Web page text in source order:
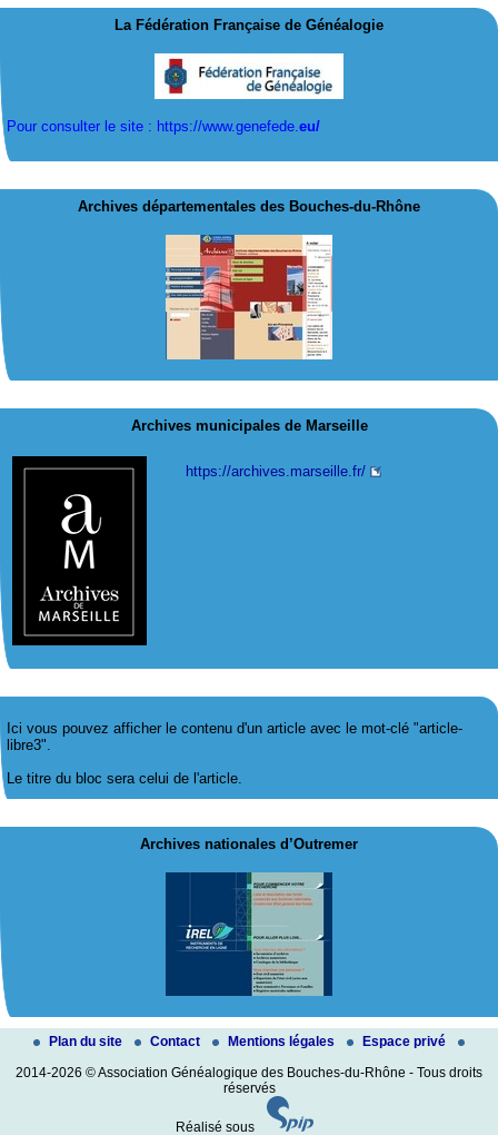
La Fédération Française de Généalogie
Pour consulter le site : https://www.genefede. eu/
Archives départementales des Bouches-du-Rhône
Archives municipales de Marseille
https://archives.marseille.fr/
Ici vous pouvez afficher le contenu d'un article avec le mot-clé "article-
libre3".
Le titre du bloc sera celui de l'article.
Archives nationales d’Outremer
Plan du site Contact Mentions légales
Espace privé
2014-2026 © Association Généalogique des Bouches-du-Rhône - Tous droits
réservés
Réalisé sous